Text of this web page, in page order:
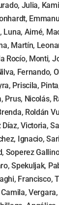
Julia,
Luna, Aimé,
Martín,
Rocío, Monti,
Fernando,
Priscila,
Prus, Nicolás,
Roldán
Victoria,
Ignacio,
Soperez
Spekuljak,
Francisco,